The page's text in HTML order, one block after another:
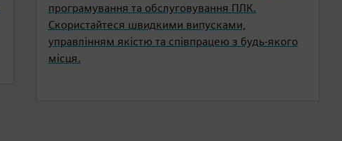
програмування та обслуговування ПЛК.
Скористайтеся швидкими випусками,
управлінням якістю та співпрацею з будь-якого
місця.